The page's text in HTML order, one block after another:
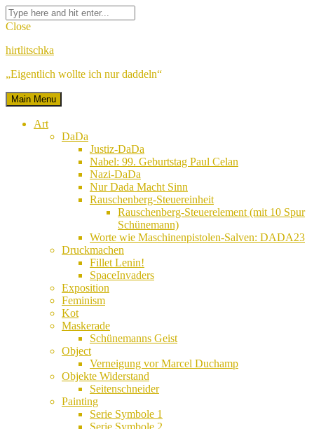
Skip
to
Facebook
Twitter
Google
Plus
Linkedin
Instagram
YouTube
Pinterest
Tumblr
Flickr
VK
Search
for:
Close
hirtlitschka
„Eigentlich wollte ich nur daddeln“
Main Menu
Art
DaDa
Justiz-DaDa
Nabel: 99. Geburtstag Paul Celan
Nazi-DaDa
Nur Dada Macht Sinn
Rauschenberg-Steuereinheit
Rauschenberg-Steuerelement (mit 10 Spur
Schünemann)
Worte wie Maschinenpistolen-Salven: DADA23
Druckmachen
Fillet Lenin!
SpaceInvaders
Exposition
Feminism
Kot
Maskerade
Schünemanns Geist
Object
Verneigung vor Marcel Duchamp
Objekte Widerstand
Seitenschneider
Painting
Serie Symbole 1
Serie Symbole 2